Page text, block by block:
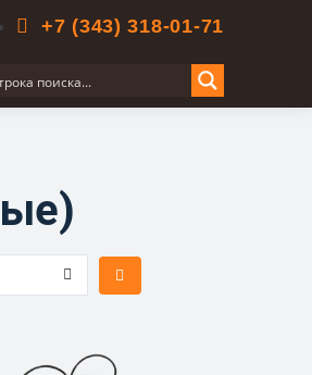
+7 (343) 318-01-71